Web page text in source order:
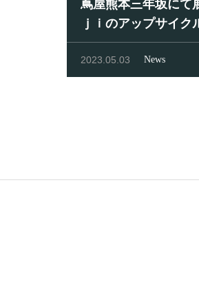
蔦屋熊本三年坂に
ｊｉのアップサイ
t】
2023.05.03 News